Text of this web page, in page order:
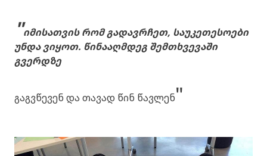
"იმისათვის რომ გადავრჩეთ, საუკეთესოები
უნდა ვიყოთ. წინააღმდეგ შემთხვევაში
გვერდზე
გაგვწევენ და თავად წინ წავლენ"